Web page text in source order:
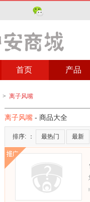
首页 产品
> 离子风嘴
离子风嘴 - 商品大全
排序: ： 最热门 最新